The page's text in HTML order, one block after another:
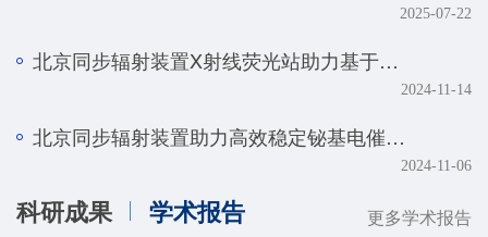
2025-07-22
北京同步辐射装置X射线荧光站助力基于人工智能技术的金属组学研究取得系列进展
2024-11-14
北京同步辐射装置助力高效稳定铋基电催化剂研究取得新进展
2024-11-06
科研成果 学术报告 更多学术报告